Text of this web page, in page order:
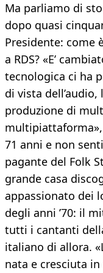
Ma parliamo di
dopo quasi
Presidente: come
a RDS? «E’
tecnologica ci ha
di vista
produzione di
71 anni e non
pagante del Folk
grande casa
appassionato dei
degli anni ’70: il
tutti i cantanti
italiano di allora.
nata e cresciuta